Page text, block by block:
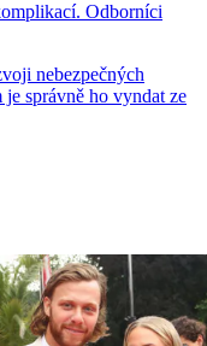
Odborníci
nebezpečných
správně ho vyndat ze